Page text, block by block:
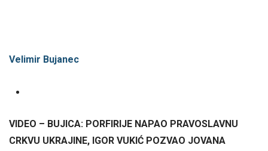
Velimir Bujanec
VIDEO – BUJICA: PORFIRIJE NAPAO PRAVOSLAVNU
CRKVU UKRAJINE, IGOR VUKIĆ POZVAO JOVANA